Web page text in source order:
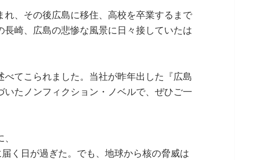
、その後広島に移住、高校を卒業するまで
崎、広島の悲惨な風景に日々接していたは
てこられました。当社が昨年出した『広島
たノンフィクション・ノベルで、ぜひご一
く日が過ぎた。でも、地球から核の脅威は